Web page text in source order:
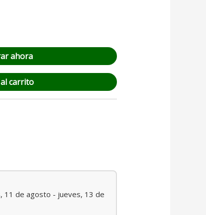
ahora
carrito
11 de agosto - jueves, 13 de